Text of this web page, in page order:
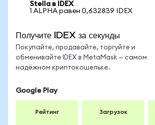
Stella в IDEX
1 ALPHA равен 0,632839 IDEX
Получите IDEX за секунды
Покупайте, продавайте, торгуйте и
обменивайте IDEX в MetaMask — самом
надёжном криптокошельке.
Google Play
Рейтинг Загрузок